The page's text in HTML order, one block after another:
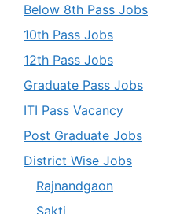
Below 8th Pass Jobs
10th Pass Jobs
12th Pass Jobs
Graduate Pass Jobs
ITI Pass Vacancy
Post Graduate Jobs
District Wise Jobs
Rajnandgaon
Sakti